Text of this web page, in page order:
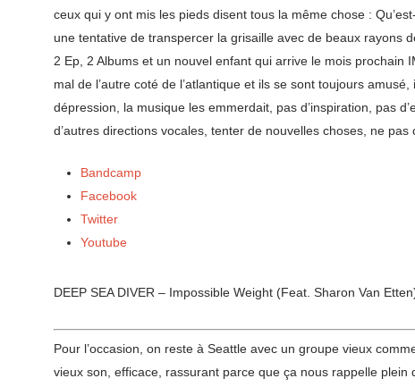
ceux qui y ont mis les pieds disent tous la même chose :
une tentative de transpercer la grisaille avec de beaux rayons
2 Ep, 2 Albums et un nouvel enfant qui arrive le mois prochain
mal de l’autre coté de l’atlantique et ils se sont toujours
dépression, la musique les emmerdait, pas d’inspiration, pas
d’autres directions vocales, tenter de nouvelles choses, ne
Bandcamp
Facebook
Twitter
Youtube
DEEP SEA DIVER – Impossible Weight (Feat. Sharon Van
Pour l’occasion, on reste à Seattle avec un groupe vieux
vieux son, efficace, rassurant parce que ça nous rappelle